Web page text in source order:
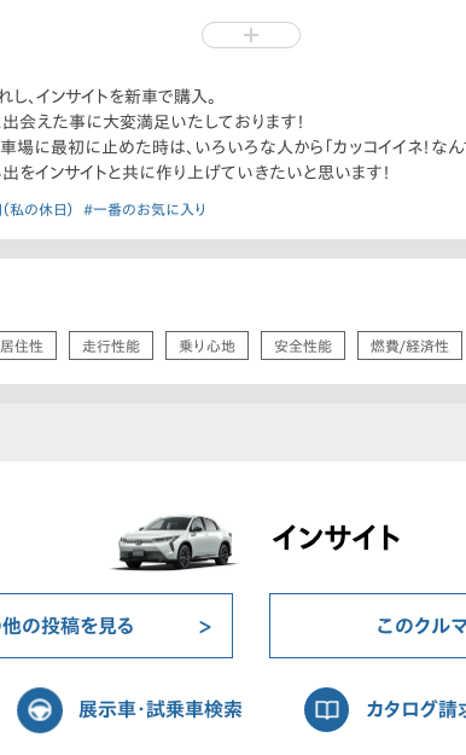
、インサイトを新車で購入。
会えた事に大変満足いたしております！
に最初に止めた時は、いろいろな人から「カッコイイネ！なん
をインサイトと共に作り上げていきたいと思います！
私の休日） #一番のお気に入り
住性 走行性能 乗り心地 安全性能 燃費/経済性
インサイト
の投稿を見る このクル
展示車・試乗車検索 カタログ請